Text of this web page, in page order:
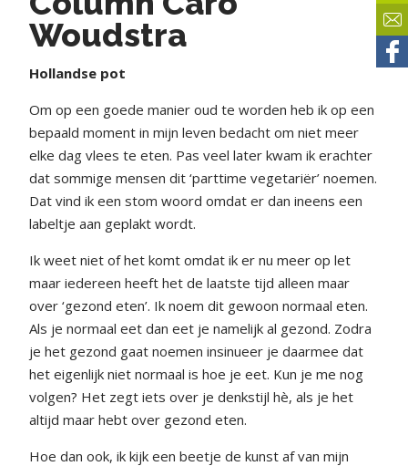
Woudstra
Hollandse pot
Om op een goede manier oud te worden heb ik op een
bepaald moment in mijn leven bedacht om niet meer
elke dag vlees te eten. Pas veel later kwam ik erachter
dat sommige mensen dit ‘parttime vegetariër’ noemen.
Dat vind ik een stom woord omdat er dan ineens een
labeltje aan geplakt wordt.
Ik weet niet of het komt omdat ik er nu meer op let
maar iedereen heeft het de laatste tijd alleen maar
over ‘gezond eten’. Ik noem dit gewoon normaal eten.
Als je normaal eet dan eet je namelijk al gezond. Zodra
je het gezond gaat noemen insinueer je daarmee dat
het eigenlijk niet normaal is hoe je eet. Kun je me nog
volgen? Het zegt iets over je denkstijl hè, als je het
altijd maar hebt over gezond eten.
Hoe dan ook, ik kijk een beetje de kunst af van mijn